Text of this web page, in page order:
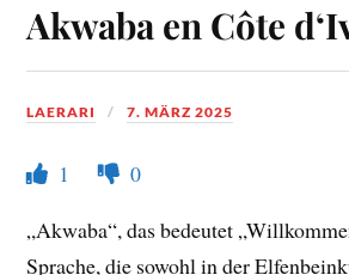
Akwaba en Côte
LAERARI 7. MÄRZ 2025
1
0
„Akwaba“, das bedeutet
Sprache, die sowohl in der